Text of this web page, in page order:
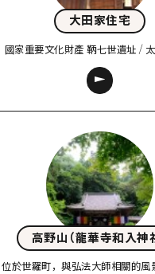
大田家住宅
國家重要文化財產 鞆七世遺址 /
高野山（龍華寺和入神
位於世羅町，與弘法大師相關的風